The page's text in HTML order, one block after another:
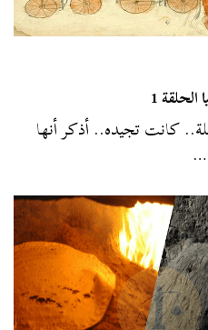
1
كانت تجيده.. أذكر أنها